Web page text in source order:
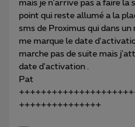
mais je n'arrive pas a faire la
point qui reste allumé a la
sms de Proximus qui dans un
me marque le date
marche pas de suite mais
date d'activation .
Pat
+++++++++++++++